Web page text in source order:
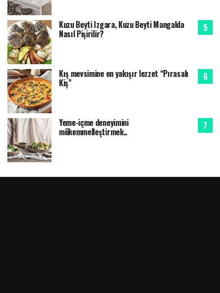
Kuzu Beyti Izgara, Kuzu Beyti Mangalda
Nasıl Pişirilir?
Kış mevsimine en yakışır lezzet “Pırasalı
Kiş”
Yeme-içme deneyimini
mükemmelleştirmek..